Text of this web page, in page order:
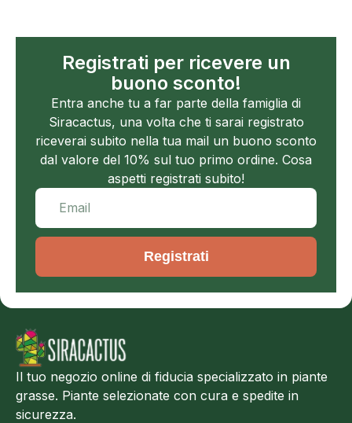
Registrati per ricevere un
buono sconto!
Entra anche tu a far parte della famiglia di
Siracactus, una volta che ti sarai registrato
riceverai subito nella tua mail un buono sconto
dal valore del 10% sul tuo primo ordine. Cosa
aspetti registrati subito!
Registrati
Il tuo negozio online di fiducia specializzato in piante
grasse. Piante selezionate con cura e spedite in
sicurezza.